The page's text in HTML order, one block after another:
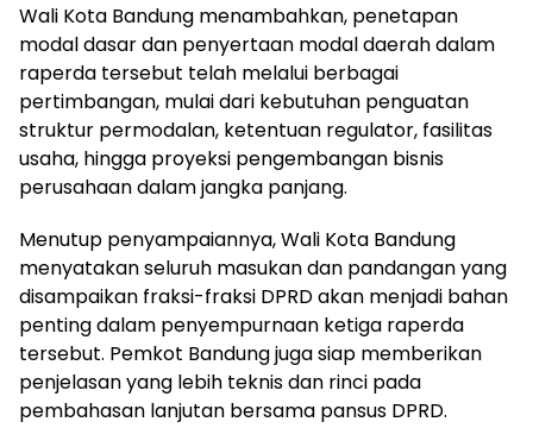
Wali Kota Bandung menambahkan, penetapan
modal dasar dan penyertaan modal daerah dalam
raperda tersebut telah melalui berbagai
pertimbangan, mulai dari kebutuhan penguatan
struktur permodalan, ketentuan regulator, fasilitas
usaha, hingga proyeksi pengembangan bisnis
perusahaan dalam jangka panjang.
Menutup penyampaiannya, Wali Kota Bandung
menyatakan seluruh masukan dan pandangan yang
disampaikan fraksi-fraksi DPRD akan menjadi bahan
penting dalam penyempurnaan ketiga raperda
tersebut. Pemkot Bandung juga siap memberikan
penjelasan yang lebih teknis dan rinci pada
pembahasan lanjutan bersama pansus DPRD.